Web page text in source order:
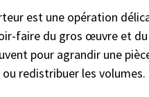
est une opération
faire du gros œuvre et
pour agrandir une
redistribuer les volumes.